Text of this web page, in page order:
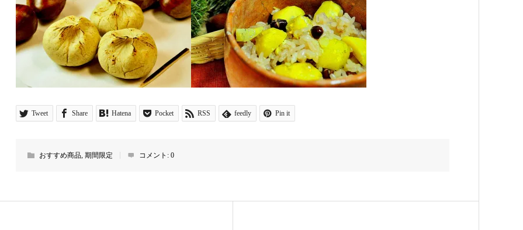
Tweet Share Hatena Pocket RSS feedly Pin it
おすすめ商品, 期間限定 コメント: 0